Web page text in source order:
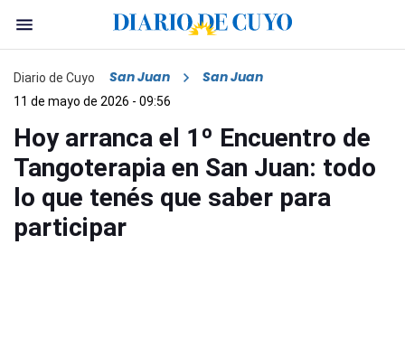
Diario de Cuyo San Juan San Juan
11 de mayo de 2026 - 09:56
Hoy arranca el 1º Encuentro de
Tangoterapia en San Juan: todo
lo que tenés que saber para
participar